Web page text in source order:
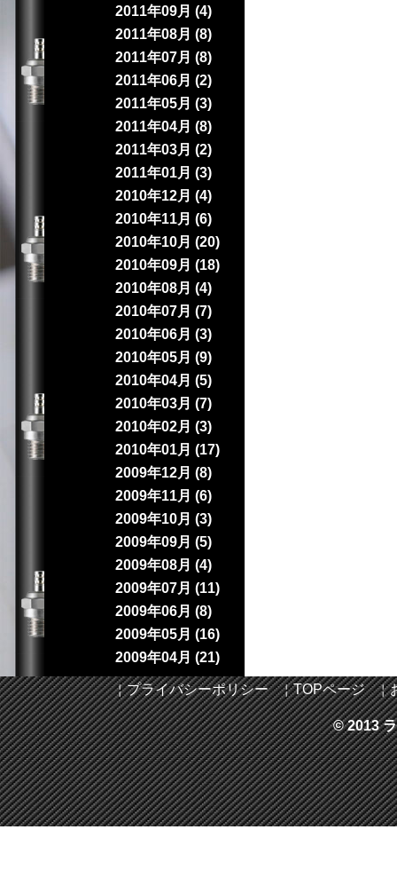
2011年09月 (4)
2011年08月 (8)
2011年07月 (8)
2011年06月 (2)
2011年05月 (3)
2011年04月 (8)
2011年03月 (2)
2011年01月 (3)
2010年12月 (4)
2010年11月 (6)
2010年10月 (20)
2010年09月 (18)
2010年08月 (4)
2010年07月 (7)
2010年06月 (3)
2010年05月 (9)
2010年04月 (5)
2010年03月 (7)
2010年02月 (3)
2010年01月 (17)
2009年12月 (8)
2009年11月 (6)
2009年10月 (3)
2009年09月 (5)
2009年08月 (4)
2009年07月 (11)
2009年06月 (8)
2009年05月 (16)
2009年04月 (21)
￤プライバシーポリシー￤TOPページ￤
© 2013